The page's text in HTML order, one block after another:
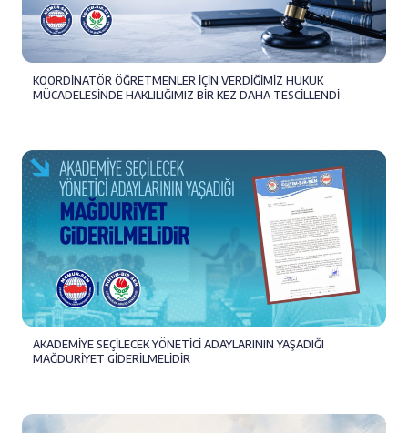
KOORDİNATÖR ÖĞRETMENLER İÇİN VERDİĞİMİZ HUKUK
MÜCADELESİNDE HAKLILIĞIMIZ BİR KEZ DAHA TESCİLLENDİ
AKADEMİYE SEÇİLECEK YÖNETİCİ ADAYLARININ YAŞADIĞI
MAĞDURİYET GİDERİLMELİDİR